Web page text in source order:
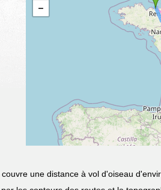
couvre une distance à vol d'oiseau